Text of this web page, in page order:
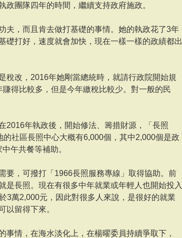
政團隊四年的時間，繼續支持政府施政。
夫，而且肯去做打基礎的事情。她的執政花了3年
礎打好，速度就會加快，現在一樣一樣的政績都出
稅改，2016年她剛當總統時，就請行政院開始規
得比較多，但是今年繳稅比較少。對一般的民
2016年執政後，開始修法、籌措財源，「長照
社區長照中心大概有6,000個，其中2,000個是政
午共餐等補助。
要，可撥打「1966長照服務專線」取得協助。前
是長照。現在有很多中年就業或年輕人也開始投入
3萬2,000元，因此對很多人來說，是很好的就業
以留得下來。
情，在海水淡化上，在楊曜委員持續爭取下，